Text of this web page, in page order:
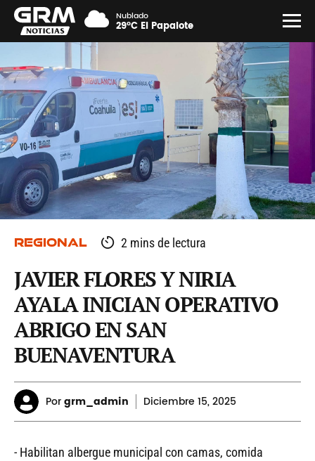
Nublado
29°C El Papalote
REGIONAL 2 mins de lectura
JAVIER FLORES Y NIRIA
AYALA INICIAN OPERATIVO
ABRIGO EN SAN
BUENAVENTURA
Porgrm_admin Diciembre 15, 2025
- Habilitan albergue municipal con camas, comida